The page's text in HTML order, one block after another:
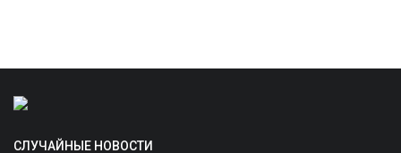
СЛУЧАЙНЫЕ НОВОСТИ